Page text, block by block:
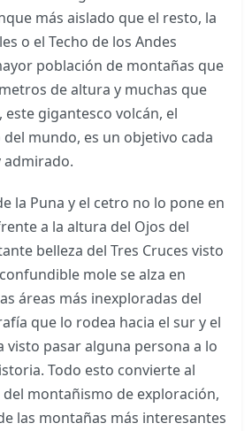
más aislado que el resto, la
o el Techo de los Andes
población de montañas que
de altura y muchas que
este gigantesco volcán, el
mundo, es un objetivo cada
admirado.
la Puna y el cetro no lo pone en
a la altura del Ojos del
belleza del Tres Cruces visto
mole se alza en
áreas más inexploradas del
que lo rodea hacia el sur y el
visto pasar alguna persona a lo
Todo esto convierte al
del montañismo de exploración,
las montañas más interesantes